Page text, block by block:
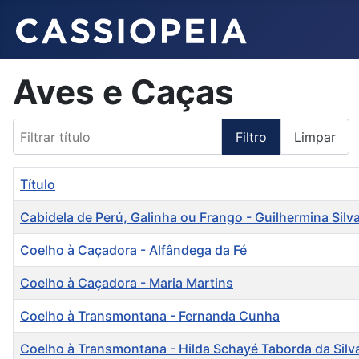
Aves e Caças
Filtrar título
Filtro Limpar
Título
Cabidela de Perú, Galinha ou Frango - Guilhermina
Coelho à Caçadora - Alfândega da Fé
Coelho à Caçadora - Maria Martins
Coelho à Transmontana - Fernanda Cunha
Coelho à Transmontana - Hilda Schayé Taborda da